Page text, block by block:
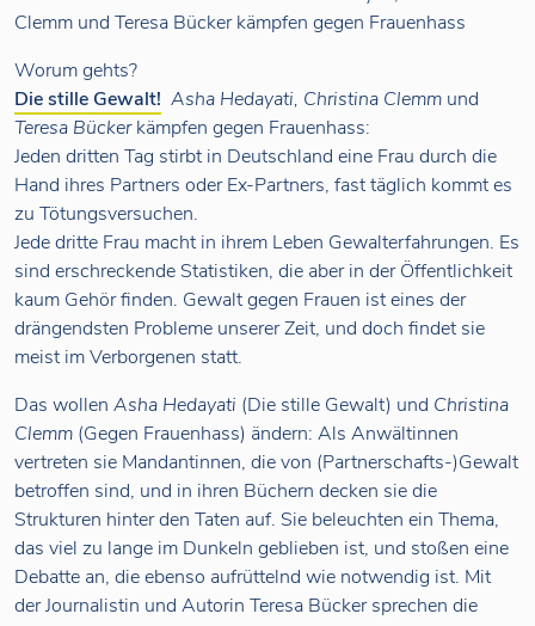
Clemm und Teresa Bücker kämpfen gegen Frauenhass
Worum gehts?
Die stille Gewalt! Asha Hedayati, Christina Clemm und
Teresa Bückerkämpfen gegen Frauenhass:
Jeden dritten Tag stirbt in Deutschland eine Frau durch die
Hand ihres Partners oder Ex-Partners, fast täglich kommt es
zu Tötungsversuchen.
Jede dritte Frau macht in ihrem Leben Gewalterfahrungen. Es
sind erschreckende Statistiken, die aber in der Öffentlichkeit
kaum Gehör finden. Gewalt gegen Frauen ist eines der
drängendsten Probleme unserer Zeit, und doch findet sie
meist im Verborgenen statt.
Das wollen Asha Hedayati (Die stille Gewalt) und Christina
Clemm (Gegen Frauenhass) ändern: Als Anwältinnen
vertreten sie Mandantinnen, die von (Partnerschafts-)Gewalt
betroffen sind, und in ihren Büchern decken sie die
Strukturen hinter den Taten auf. Sie beleuchten ein Thema,
das viel zu lange im Dunkeln geblieben ist, und stoßen eine
Debatte an, die ebenso aufrüttelnd wie notwendig ist. Mit
der Journalistin und Autorin Teresa Bücker sprechen die